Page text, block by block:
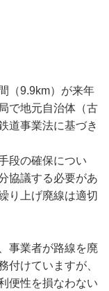
（9.9km）が来年
で地元自治体（古
道事業法に基づき
段の確保につい
協議する必要があ
り上げ廃線は適切
事業者が路線を廃
付けていますが、
便性を損なわない